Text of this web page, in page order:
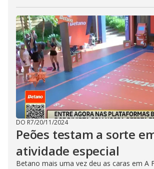
DO R7/20/11/2024
Peões testam a sorte
atividade especial
Betano mais uma vez deu as caras em A